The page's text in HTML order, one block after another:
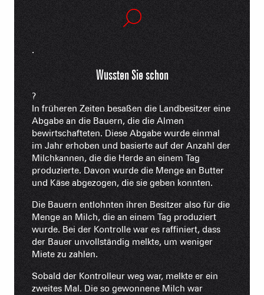
.
Wussten Sie schon
?
In früheren Zeiten besaßen die Landbesitzer eine
Abgabe an die Bauern, die die Almen
bewirtschafteten. Diese Abgabe wurde einmal
im Jahr erhoben und basierte auf der Anzahl der
Milchkannen, die die Herde an einem Tag
produzierte. Davon wurde die Menge an Butter
und Käse abgezogen, die sie geben konnten.
Die Bauern entlohnten ihren Besitzer also für die
Menge an Milch, die an einem Tag produziert
wurde. Bei der Kontrolle war es raffiniert, dass
der Bauer unvollständig melkte, um weniger
Miete zu zahlen.
Sobald der Kontrolleur weg war, melkte er ein
zweites Mal. Die so gewonnene Milch war